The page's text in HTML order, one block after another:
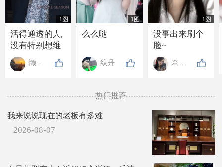
1图
活得通透的人,
没有特别想维
持的关系, 也没
有特别想要的
吃亏也懒得计
较.
懒懒de高贵
1图
么么哒
纹丹
1图
没事出来刷个
脸~
牵牵手
热门推荐
我来说说现在的老板有多难
2026-08-07